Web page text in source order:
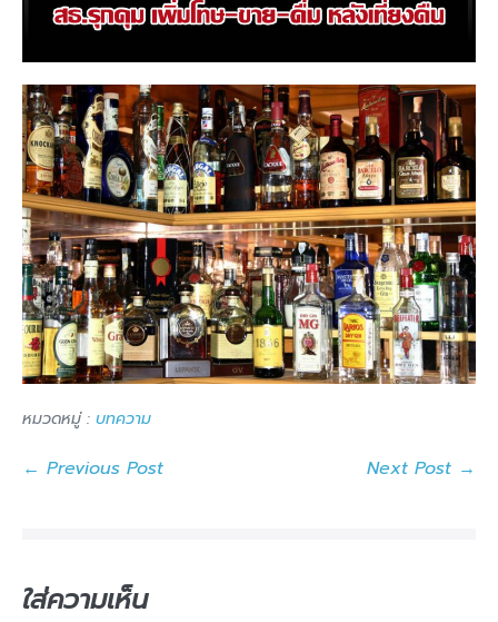
หมวดหมู่ : บทความ
Post
← Previous Post Next Post →
ใส่ความเห็น